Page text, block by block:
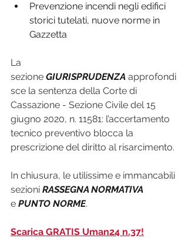
Prevenzione incendi negli edifici
storici tutelati, nuove norme in
Gazzetta
La
sezione GIURISPRUDENZA approfondi
sce la sentenza della Corte di
Cassazione - Sezione Civile del 15
giugno 2020, n. 11581: l’accertamento
tecnico preventivo blocca la
prescrizione del diritto al risarcimento.
In chiusura, le utilissime e immancabili
sezioni RASSEGNA NORMATIVA
e PUNTO NORME.
Scarica GRATIS Uman24 n.37!